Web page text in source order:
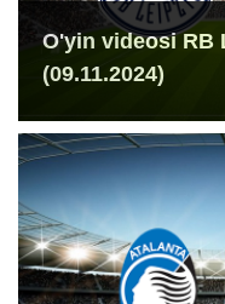
O'yin videosi RB
(09.11.2024)